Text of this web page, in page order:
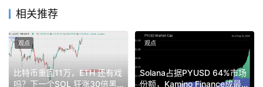
中国对加密交易、明面上的挖矿产业持续禁止，但抖音的流
方面，稳定币可能与央行数字人民币形成竞合；另一方面，
中国资本外流风险也会上升。未来中国官方是否参考海外经
验设立稳定币透明储备规范、允许试点场景，成为观察重
相关推荐
比特币重回11万，ETH 还有戏
吗？下一个SOL 狂涨30倍黑
观点
Solana占据PYUSD 64%市场
份额，Kamino Finance成最大
观点